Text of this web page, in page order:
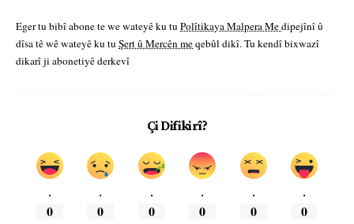
Eger tu bibî abone te we wateyê ku tu Polîtikaya Malpera Medipejînî û
dîsa tê wê wateyê ku tu Şert û Mercên meqebûl dikî. Tu kendî bixwazî
dikarî ji abonetiyê derkevî
Çi Difikirî?
.
0
.
0
.
0
.
0
.
0
.
0